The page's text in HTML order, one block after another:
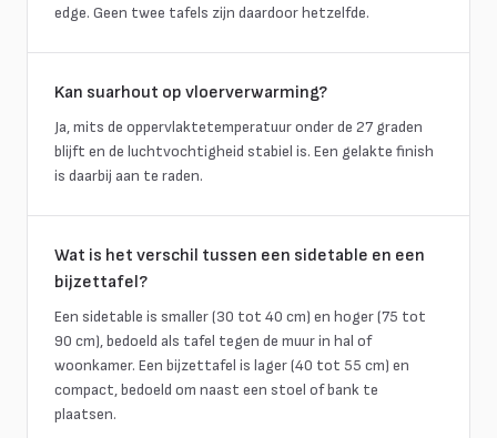
edge. Geen twee tafels zijn daardoor hetzelfde.
Kan suarhout op vloerverwarming?
Ja, mits de oppervlaktetemperatuur onder de 27 graden
blijft en de luchtvochtigheid stabiel is. Een gelakte finish
is daarbij aan te raden.
Wat is het verschil tussen een sidetable en een
bijzettafel?
Een sidetable is smaller (30 tot 40 cm) en hoger (75 tot
90 cm), bedoeld als tafel tegen de muur in hal of
woonkamer. Een bijzettafel is lager (40 tot 55 cm) en
compact, bedoeld om naast een stoel of bank te
plaatsen.